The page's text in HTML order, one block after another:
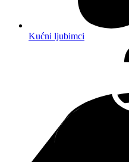
Kućni ljubimci